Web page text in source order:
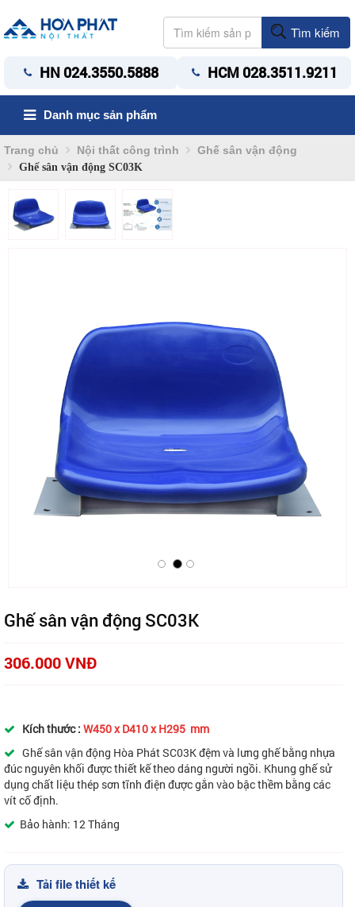
Tìm kiếm
HN 024.3550.5888 HCM 028.3511.9211
Danh mục sản phẩm
Trang chủ Nội thất công trình Ghế sân vận động
Ghế sân vận động SC03K
Ghế sân vận động SC03K
306.000 VNĐ
Kích thước : W450 x D410 x H295 mm
Ghế sân vận động Hòa Phát SC03K đệm và lưng ghế bằng nhựa
đúc nguyên khối được thiết kế theo dáng người ngồi. Khung ghế sử
dụng chất liệu thép sơn tĩnh điện được gắn vào bậc thềm bằng các
vít cố định.
Bảo hành: 12 Tháng
Tải file thiết kế